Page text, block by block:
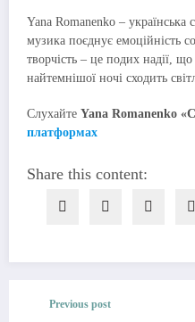
Yana Romanenko – українська
музика поєднує емоційність
творчість – це подих надії, що
найтемнішої ночі сходить
Слухайте Yana Romanenko
платформах
Share this content:
Previous post